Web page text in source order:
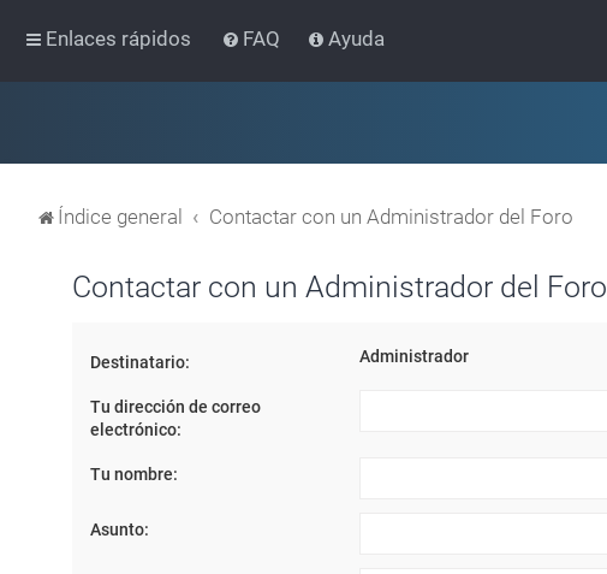
Enlaces rápidos FAQ Ayuda
Índice general Contactar con un Administrador del Foro
Contactar con un Administrador del Foro
Destinatario: Administrador
Tu dirección de correo
electrónico:
Tu nombre:
Asunto: